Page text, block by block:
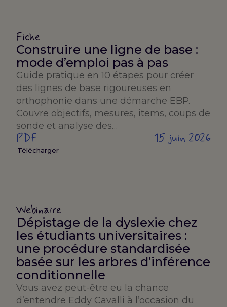
Fiche
Construire une ligne de base :
mode d’emploi pas à pas
Guide pratique en 10 étapes pour créer
des lignes de base rigoureuses en
orthophonie dans une démarche EBP.
Couvre objectifs, mesures, items, coups de
sonde et analyse des…
PDF 15 juin 2026
Télécharger
Webinaire
Dépistage de la dyslexie chez
les étudiants universitaires :
une procédure standardisée
basée sur les arbres d’inférence
conditionnelle
Vous avez peut-être eu la chance
d’entendre Eddy Cavalli à l’occasion du